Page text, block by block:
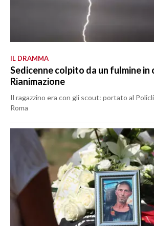
IL DRAMMA
Sedicenne colpito da un fulmine in
Rianimazione
Il ragazzino era con gli scout: portato al
Roma